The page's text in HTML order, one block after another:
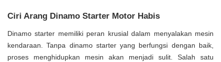
Ciri Arang Dinamo Starter Motor Habis
Dinamo starter memiliki peran krusial dalam menyalakan mesin
kendaraan. Tanpa dinamo starter yang berfungsi dengan baik,
proses menghidupkan mesin akan menjadi sulit. Salah satu